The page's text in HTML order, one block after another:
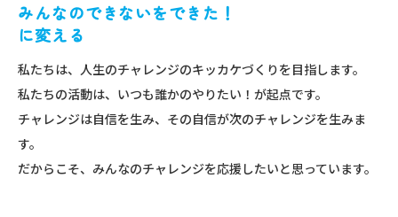
みんなのできないをできた！
に変える
私たちは、人生のチャレンジのキッカケづくりを目指します。
私たちの活動は、いつも誰かのやりたい！が起点です。
チャレンジは自信を生み、その自信が次のチャレンジを生みま
す。
だからこそ、みんなのチャレンジを応援したいと思っています。